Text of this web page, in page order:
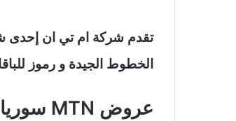
تقدم شركة ام تي ان إحدى
الخطوط الجيدة و رموز للباقات
عروض MTN سوريا الخطوط الجديدة وعروض الرموز: